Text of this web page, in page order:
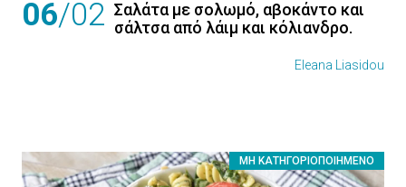
06/02 Σαλάτα µε σολωμό, αβοκάντο και
σάλτσα από λάιμ και κόλιανδρο.
Eleana Liasidou
ΜΗ ΚΑΤΗΓΟΡΙΟΠΟΙΗΜΈΝΟ